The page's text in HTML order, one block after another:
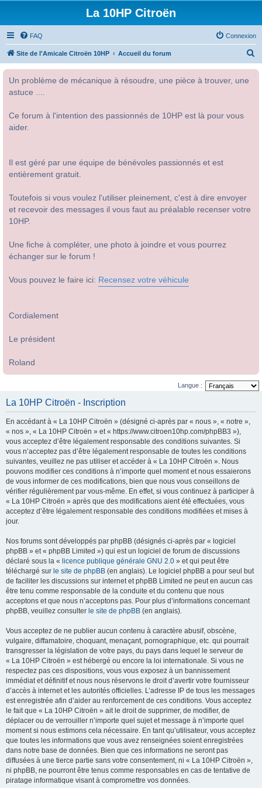
La 10HP Citroën
FAQ Connexion
Site de l'Amicale Citroën 10HP Accueil du forum
Un problème de mécanique à résoudre, une pièce à trouver, une
astuce ....
Ce forum à l'intention des passionnés de 10HP est là pour vous
aider.
Il est géré par une équipe de bénévoles passionnés et est
entièrement gratuit.
Toutefois si vous voulez l'utiliser pleinement, c'est à dire envoyer
et recevoir des messages il vous faut au préalable recenser votre
10HP.
Une fiche à compléter, une photo à joindre et vous pourrez
échanger sur le forum !
Vous pouvez le faire ici: Recensez votre véhicule
Cordialement
Le président
Roland
Langue :
La 10HP Citroën - Inscription
En accédant à « La 10HP Citroën » (désigné ci-après par « nous », « notre »,
« nos », « La 10HP Citroën » et « https://www.citroen10hp.com/phpBB3 »),
vous acceptez d’être légalement responsable des conditions suivantes. Si
vous n’acceptez pas d’être légalement responsable de toutes les conditions
suivantes, veuillez ne pas utiliser et accéder à « La 10HP Citroën ». Nous
pouvons modifier ces conditions à n’importe quel moment et nous essaierons
de vous informer de ces modifications, bien que nous vous conseillons de
vérifier régulièrement par vous-même. En effet, si vous continuez à participer à
« La 10HP Citroën » après que des modifications aient été effectuées, vous
acceptez d’être légalement responsable des conditions modifiées et mises à
jour.
Nos forums sont développés par phpBB (désignés ci-après par « logiciel
phpBB » et « phpBB Limited ») qui est un logiciel de forum de discussions
déclaré sous la « licence publique générale GNU 2.0 » et qui peut être
téléchargé sur le site de phpBB (en anglais). Le logiciel phpBB a pour seul but
de faciliter les discussions sur internet et phpBB Limited ne peut en aucun cas
être tenu comme responsable de la conduite et du contenu que nous
acceptons et que nous n’acceptons pas. Pour plus d’informations concernant
phpBB, veuillez consulter le site de phpBB (en anglais).
Vous acceptez de ne publier aucun contenu à caractère abusif, obscène,
vulgaire, diffamatoire, choquant, menaçant, pornographique, etc. qui pourrait
transgresser la législation de votre pays, du pays dans lequel le serveur de
« La 10HP Citroën » est hébergé ou encore la loi internationale. Si vous ne
respectez pas ces dispositions, vous vous exposez à un bannissement
immédiat et définitif et nous nous réservons le droit d’avertir votre fournisseur
d’accès à internet et les autorités officielles. L’adresse IP de tous les messages
est enregistrée afin d’aider au renforcement de ces conditions. Vous acceptez
le fait que « La 10HP Citroën » ait le droit de supprimer, de modifier, de
déplacer ou de verrouiller n’importe quel sujet et message à n’importe quel
moment si nous estimons cela nécessaire. En tant qu’utilisateur, vous acceptez
que toutes les informations que vous avez renseignées soient enregistrées
dans notre base de données. Bien que ces informations ne seront pas
diffusées à une tierce partie sans votre consentement, ni « La 10HP Citroën »,
ni phpBB, ne pourront être tenus comme responsables en cas de tentative de
piratage informatique visant à compromettre vos données.